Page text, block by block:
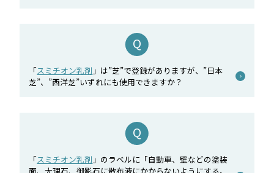
「スミチオン乳剤 」は”芝”で登録がありますが、”日本
芝”、”西洋芝”いずれにも使用できますか？
「スミチオン乳剤 」のラベルに「自動車、壁などの塗装